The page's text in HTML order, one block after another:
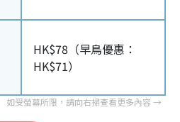
HK$78（早鳥優惠：
HK$71）